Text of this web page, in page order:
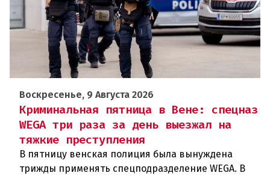
Воскресенье, 9 Августа 2026
Криминальная пятница в Вене: спецназ
WEGA три раза за день выезжал на
тяжкие преступления
В пятницу венская полиция была вынуждена
трижды применять спецподразделение WEGA. В